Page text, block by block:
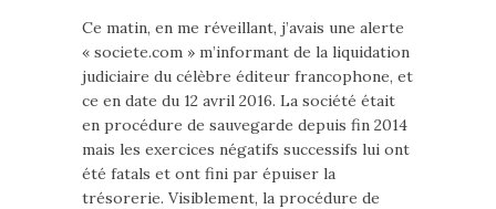
Ce matin, en me réveillant, j’avais une alerte
« societe.com » m’informant de la liquidation
judiciaire du célèbre éditeur francophone, et
ce en date du 12 avril 2016. La société était
en procédure de sauvegarde depuis fin 2014
mais les exercices négatifs successifs lui ont
été fatals et ont fini par épuiser la
trésorerie. Visiblement, la procédure de